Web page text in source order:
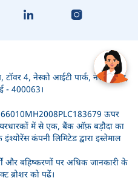
4, नेस्को आईटी पार्क, नेस्को सेंटर,
- 400063।
ऊपर
शेयरधारकों में से एक, बैंक ऑफ़ बड़ौदा का
कंपनी लिमिटेड द्वारा इस्तेमाल
और बहिष्करणों पर अधिक जानकारी के
ब्रोशर को पढ़ें।